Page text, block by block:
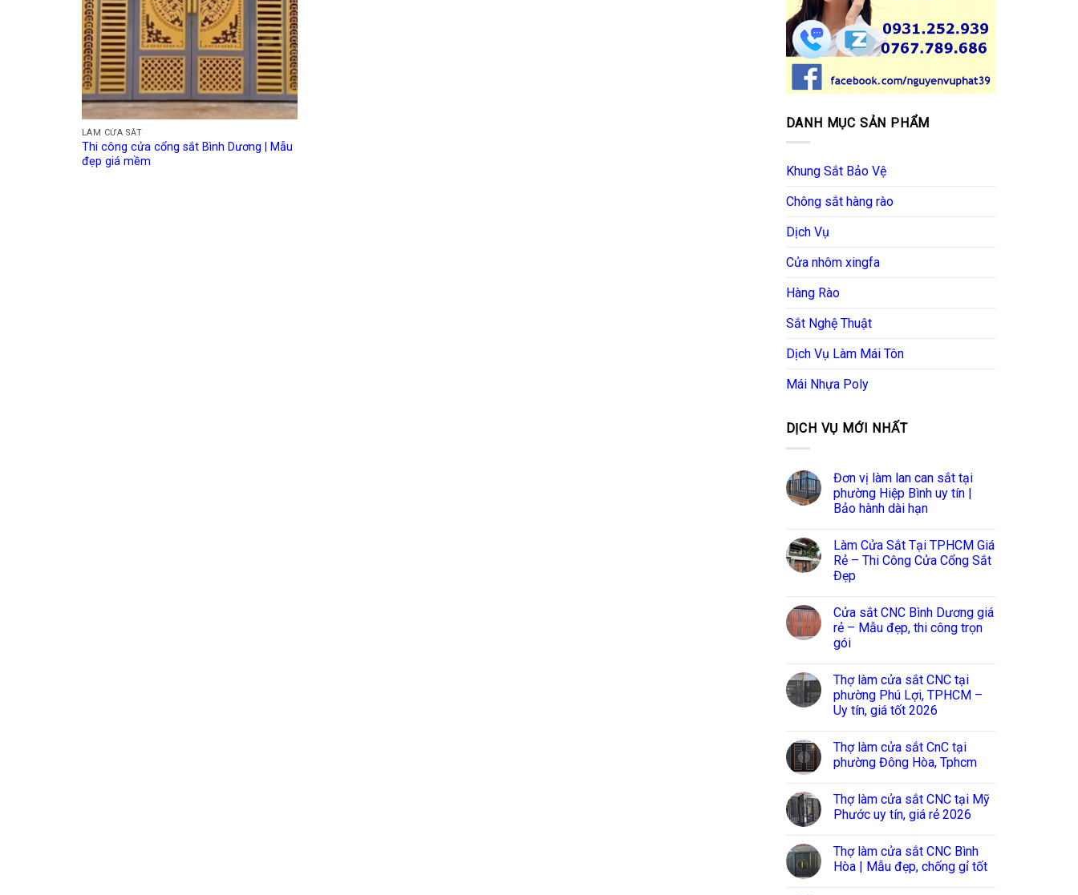
LÀM CỬA SẮT
Thi công cửa cổng sắt Bình Dương | Mẫu
đẹp giá mềm
DANH MỤC SẢN PHẨM
Khung Sắt Bảo Vệ
Chông sắt hàng rào
Dịch Vụ
Cửa nhôm xingfa
Hàng Rào
Sắt Nghệ Thuật
Dịch Vụ Làm Mái Tôn
Mái Nhựa Poly
DỊCH VỤ MỚI NHẤT
Đơn vị làm lan can sắt tại
phường Hiệp Bình uy tín |
Bảo hành dài hạn
Làm Cửa Sắt Tại TPHCM Giá
Rẻ – Thi Công Cửa Cổng Sắt
Đẹp
Cửa sắt CNC Bình Dương giá
rẻ – Mẫu đẹp, thi công trọn
gói
Thợ làm cửa sắt CNC tại
phường Phú Lợi, TPHCM –
Uy tín, giá tốt 2026
Thợ làm cửa sắt CnC tại
phường Đông Hòa, Tphcm
Thợ làm cửa sắt CNC tại Mỹ
Phước uy tín, giá rẻ 2026
Thợ làm cửa sắt CNC Bình
Hòa | Mẫu đẹp, chống gỉ tốt